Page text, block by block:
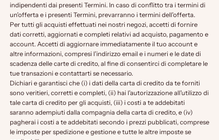
indipendenti dai presenti Termini. In caso di conflitto tra i termini di
un'offerta e i presenti Termini, prevarranno i termini dell'offerta.
Per tutti gli acquisti effettuati nei nostri negozi, accetti di fornire
dati corretti, aggiornati e completi relativi ad acquisto, pagamento e
account. Accetti di aggiornare immediatamente il tuo account e
altre informazioni, compresi l'indirizzo email e i numeri e le date di
scadenza delle carte di credito, al fine di consentirci di completare le
tue transazioni e contattarti se necessario.
Dichiari e garantisci che (i) i dati della carta di credito da te forniti
sono veritieri, corretti e completi, (ii) hai l'autorizzazione all'utilizzo di
tale carta di credito per gli acquisti, (iii) i costi a te addebitati
saranno adempiuti dalla compagnia della carta di credito, e (iv)
pagherai i costi a te addebitati secondo i prezzi pubblicati, comprese
le imposte per spedizione e gestione e tutte le altre imposte se